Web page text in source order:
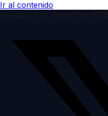
Ir al contenido